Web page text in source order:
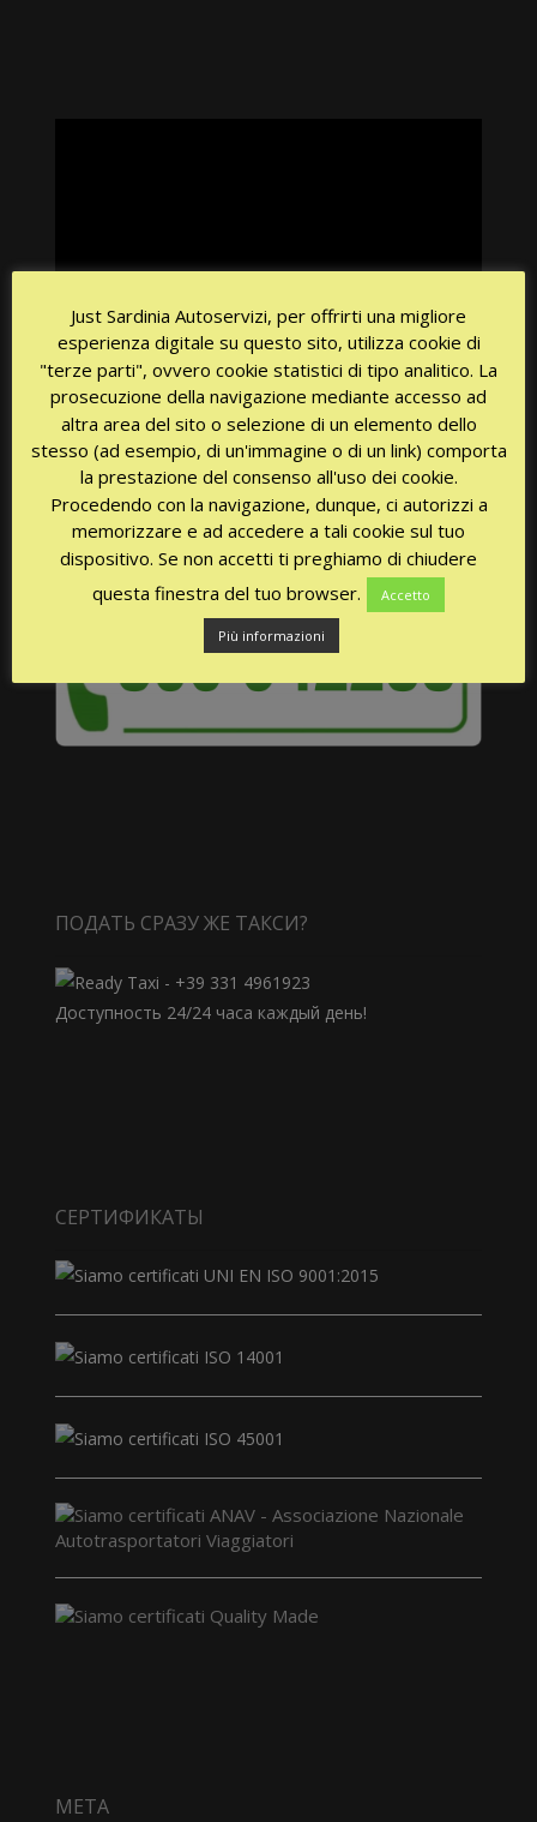
CHIAMATA GRATUITA
ПОДАТЬ СРАЗУ ЖЕ ТАКСИ?
Доступность 24/24 часа каждый день!
СЕРТИФИКАТЫ
МЕТА
Just Sardinia Autoservizi, per offrirti una migliore
esperienza digitale su questo sito, utilizza cookie di
"terze parti", ovvero cookie statistici di tipo analitico. La
prosecuzione della navigazione mediante accesso ad
altra area del sito o selezione di un elemento dello
stesso (ad esempio, di un'immagine o di un link) comporta
la prestazione del consenso all'uso dei cookie.
Procedendo con la navigazione, dunque, ci autorizzi a
memorizzare e ad accedere a tali cookie sul tuo
dispositivo. Se non accetti ti preghiamo di chiudere
questa finestra del tuo browser.
Accetto
Più informazioni